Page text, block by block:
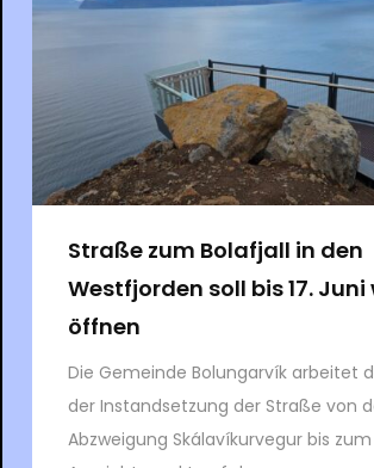
Straße zum Bolafjall in den
Westfjorden soll bis 17. Juni
öffnen
Die Gemeinde Bolungarvík arbeitet
der Instandsetzung der Straße von
Abzweigung Skálavíkurvegur bis zum